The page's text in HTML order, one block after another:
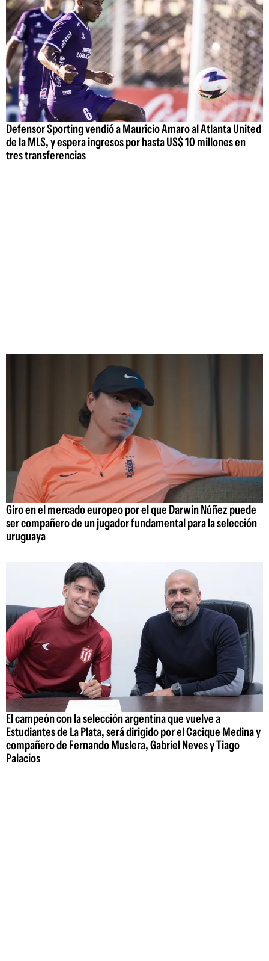
Defensor Sporting vendió a Mauricio Amaro al Atlanta United
de la MLS, y espera ingresos por hasta US$ 10 millones en
tres transferencias
Giro en el mercado europeo por el que Darwin Núñez puede
ser compañero de un jugador fundamental para la selección
uruguaya
El campeón con la selección argentina que vuelve a
Estudiantes de La Plata, será dirigido por el Cacique Medina y
compañero de Fernando Muslera, Gabriel Neves y Tiago
Palacios